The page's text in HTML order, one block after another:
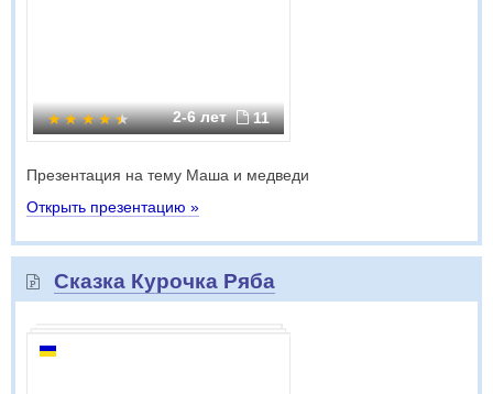
2-6 лет 11
Презентация на тему Маша и медведи
Открыть презентацию »
Сказка Курочка Ряба